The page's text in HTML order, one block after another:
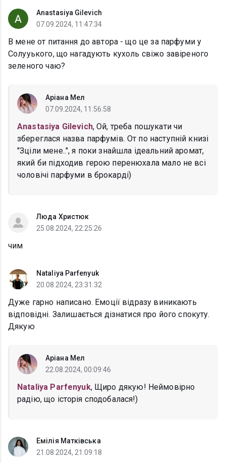
Anastasiya Gilevich
07.09.2024, 11:47:34
В мене от питання до автора - що це за парфуми у
Солууького, що нагадують кухоль свіжо завіреного
зеленого чаю?
Аріана Мел
07.09.2024, 11:56:58
Anastasiya Gilevich, Ой, треба пошукати чи
збереглася назва парфумів. От по наступній книзі
"Зціли мене..", я поки знайшла ідеальний аромат,
який би підходив герою перенюхала мало не всі
чоловічі парфуми в брокарді)
Люда Христюк
25.08.2024, 22:25:26
чим
Nataliya Parfenyuk
20.08.2024, 23:31:32
Дуже гарно написано. Емоції відразу виникають
відповідні. Залишається дізнатися про його спокуту.
Дякую
Аріана Мел
22.08.2024, 00:09:46
Nataliya Parfenyuk, Щиро дякую! Неймовірно
радію, що історія сподобалася!)
Емілія Матківська
21.08.2024, 21:09:18